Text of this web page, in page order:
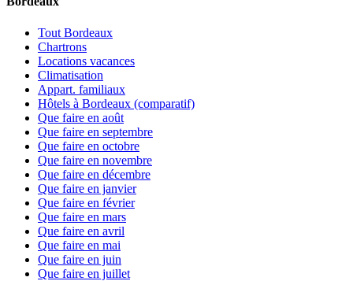
Tout Bordeaux
Chartrons
Locations vacances
Climatisation
Appart. familiaux
Hôtels à Bordeaux (comparatif)
Que faire en août
Que faire en septembre
Que faire en octobre
Que faire en novembre
Que faire en décembre
Que faire en janvier
Que faire en février
Que faire en mars
Que faire en avril
Que faire en mai
Que faire en juin
Que faire en juillet